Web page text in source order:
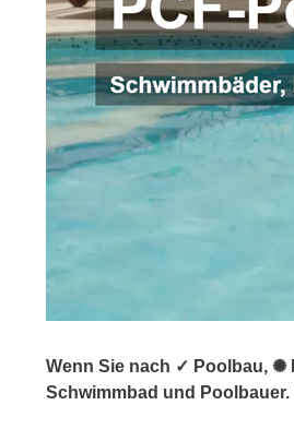
Wenn Sie nach ✓ Poolbau,
Schwimmbad und